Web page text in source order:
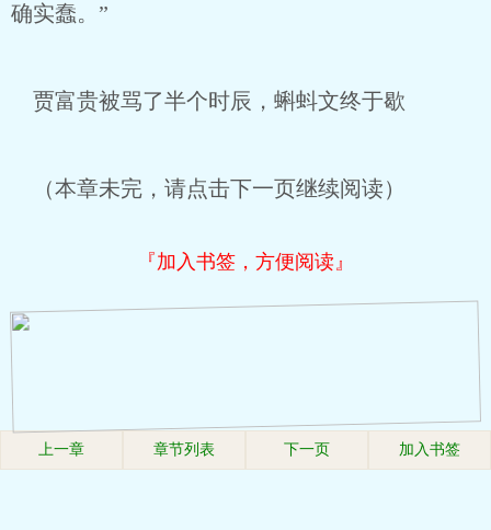
确实蠢。”
贾富贵被骂了半个时辰，蝌蚪文终于歇
（本章未完，请点击下一页继续阅读）
『加入书签，方便阅读』
上一章 章节列表 下一页 加入书签